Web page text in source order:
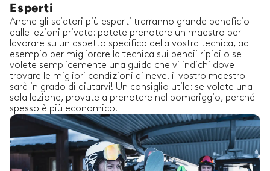
Esperti
Anche gli sciatori più esperti trarranno grande beneficio
dalle lezioni private: potete prenotare un maestro per
lavorare su un aspetto specifico della vostra tecnica, ad
esempio per migliorare la tecnica sui pendii ripidi o se
volete semplicemente una guida che vi indichi dove
trovare le migliori condizioni di neve, il vostro maestro
sarà in grado di aiutarvi! Un consiglio utile: se volete una
sola lezione, provate a prenotare nel pomeriggio, perché
spesso è più economico!